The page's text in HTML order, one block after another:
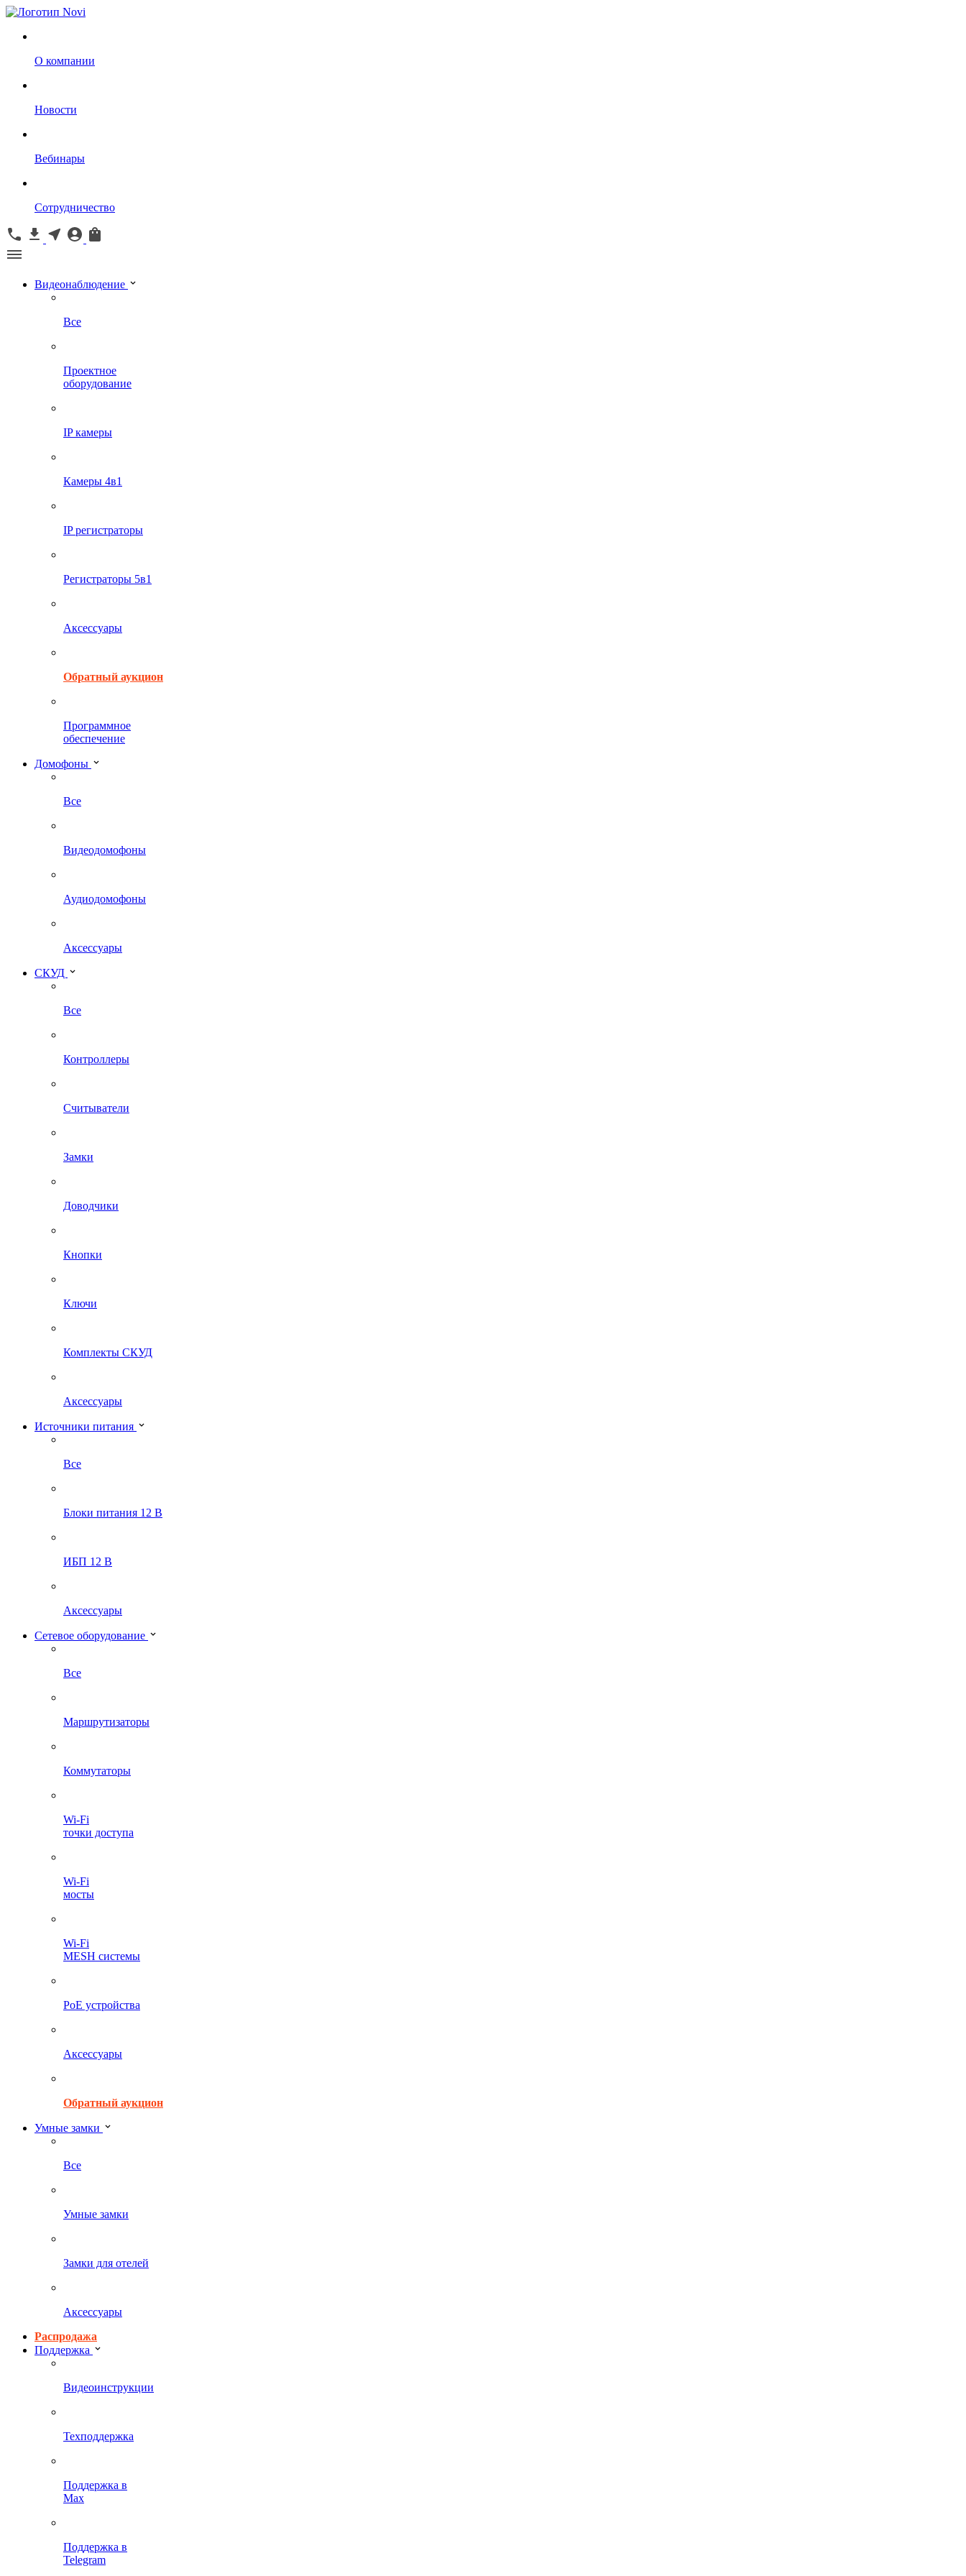
О компании
Новости
Вебинары
Сотрудничество
Видеонаблюдение
Все
Проектное
оборудование
IP камеры
Камеры 4в1
IP регистраторы
Регистраторы 5в1
Аксессуары
Обратный аукцион
Программное
обеспечение
Домофоны
Все
Видеодомофоны
Аудиодомофоны
Аксессуары
СКУД
Все
Контроллеры
Считыватели
Замки
Доводчики
Кнопки
Ключи
Комплекты СКУД
Аксессуары
Источники питания
Все
Блоки питания 12 В
ИБП 12 В
Аксессуары
Сетевое оборудование
Все
Маршрутизаторы
Коммутаторы
Wi-Fi
точки доступа
Wi-Fi
мосты
Wi-Fi
MESH системы
PoE устройства
Аксессуары
Обратный аукцион
Умные замки
Все
Умные замки
Замки для отелей
Аксессуары
Распродажа
Поддержка
Видеоинструкции
Техподдержка
Поддержка в
Max
Поддержка в
Telegram